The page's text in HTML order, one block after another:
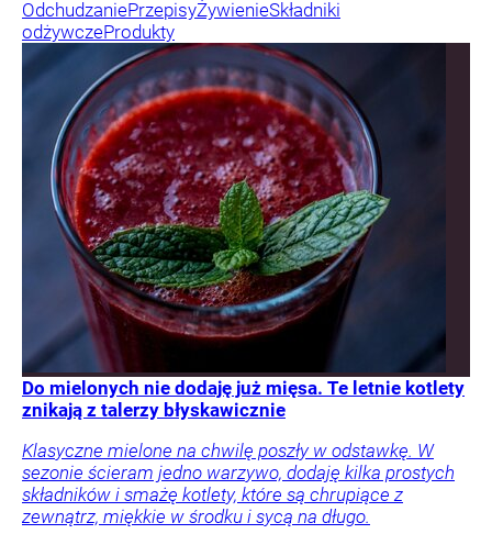
OdchudzaniePrzepisyŻywienieSkładniki
odżywczeProdukty
Do mielonych nie dodaję już mięsa. Te letnie kotlety
znikają z talerzy błyskawicznie
Klasyczne mielone na chwilę poszły w odstawkę. W
sezonie ścieram jedno warzywo, dodaję kilka prostych
składników i smażę kotlety, które są chrupiące z
zewnątrz, miękkie w środku i sycą na długo.